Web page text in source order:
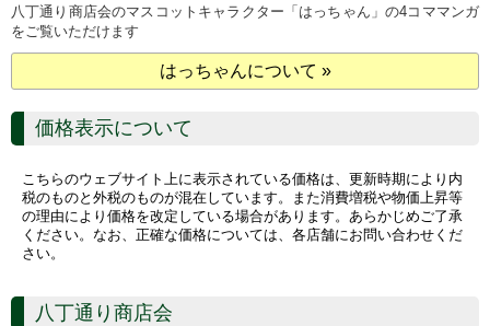
八丁通り商店会のマスコットキャラクター「はっちゃん」の4コママンガ
をご覧いただけます
はっちゃんについて »
価格表示について
こちらのウェブサイト上に表示されている価格は、更新時期により内
税のものと外税のものが混在しています。また消費増税や物価上昇等
の理由により価格を改定している場合があります。あらかじめご了承
ください。なお、正確な価格については、各店舗にお問い合わせくだ
さい。
八丁通り商店会